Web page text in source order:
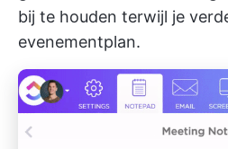
bij te houden terwijl je
evenementplan.